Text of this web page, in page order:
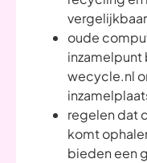
oude
inzamelpunt
wecycle.nl
regelen dat
komt
bieden een